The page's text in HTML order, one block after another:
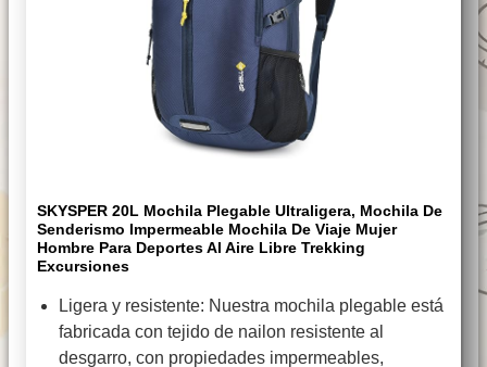
SKYSPER 20L Mochila Plegable Ultraligera, Mochila De
Senderismo Impermeable Mochila De Viaje Mujer
Hombre Para Deportes Al Aire Libre Trekking
Excursiones
Ligera y resistente: Nuestra mochila plegable está
fabricada con tejido de nailon resistente al
desgarro, con propiedades impermeables,